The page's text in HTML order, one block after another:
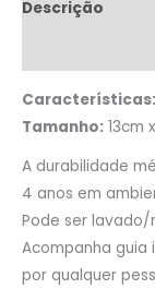
Descrição
Características:
Tamanho: 13cm
A durabilidade
4 anos em
Pode ser
Acompanha
por qualquer